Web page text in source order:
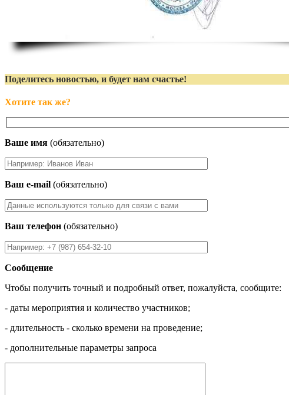
Поделитесь новостью, и будет нам счастье!
Хотите так же?
Ваше имя (обязательно)
Ваш e-mail (обязательно)
Ваш телефон (обязательно)
Сообщение
Чтобы получить точный и подробный ответ, пожалуйста, сообщите:
- даты мероприятия и количество участников;
- длительность - сколько времени на проведение;
- дополнительные параметры запроса